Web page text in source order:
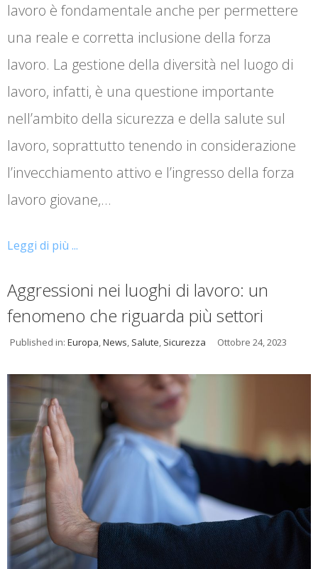
lavoro è fondamentale anche per permettere
una reale e corretta inclusione della forza
lavoro. La gestione della diversità nel luogo di
lavoro, infatti, è una questione importante
nell’ambito della sicurezza e della salute sul
lavoro, soprattutto tenendo in considerazione
l’invecchiamento attivo e l’ingresso della forza
lavoro giovane,…
Leggi di più ...
Aggressioni nei luoghi di lavoro: un
fenomeno che riguarda più settori
Published in: Europa,News, Salute, Sicurezza Ottobre 24, 2023